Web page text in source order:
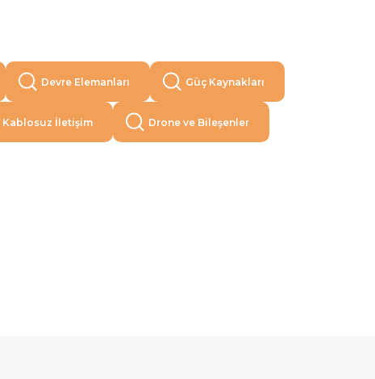
Devre Elemanları Güç Kaynakları
Kablosuz İletişim Drone ve Bileşenler